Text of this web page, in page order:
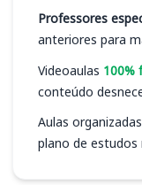
Professores
anteriores para
Videoaulas 100%
conteúdo
Aulas organizadas
plano de